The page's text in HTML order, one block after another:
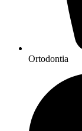
Ortodontia